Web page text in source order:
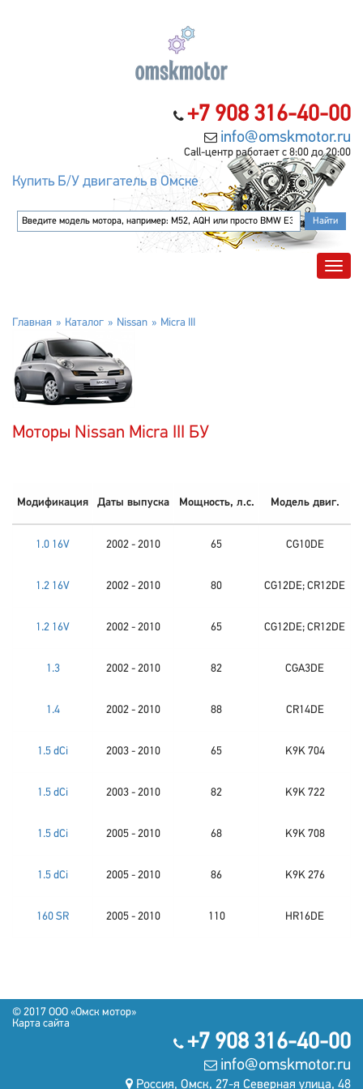
+7 908 316-40-00
info@omskmotor.ru
Call-центр работает с 8:00 до 20:00
Купить Б/У двигатель в Омске
Главная Каталог Nissan Micra III
Моторы Nissan Micra III БУ
Модификация Даты выпуска Мощность, л.с. Модель двиг.
1.0 16V 2002 - 2010 65 CG10DE
1.2 16V 2002 - 2010 80 CG12DE; CR12DE
1.2 16V 2002 - 2010 65 CG12DE; CR12DE
1.3 2002 - 2010 82 CGA3DE
1.4 2002 - 2010 88 CR14DE
1.5 dCi 2003 - 2010 65 K9K 704
1.5 dCi 2003 - 2010 82 K9K 722
1.5 dCi 2005 - 2010 68 K9K 708
1.5 dCi 2005 - 2010 86 K9K 276
160 SR 2005 - 2010 110 HR16DE
© 2017 OOO «Омск мотор»
Карта сайта
+7 908 316-40-00
info@omskmotor.ru
Россия, Омск, 27-я Северная улица, 48